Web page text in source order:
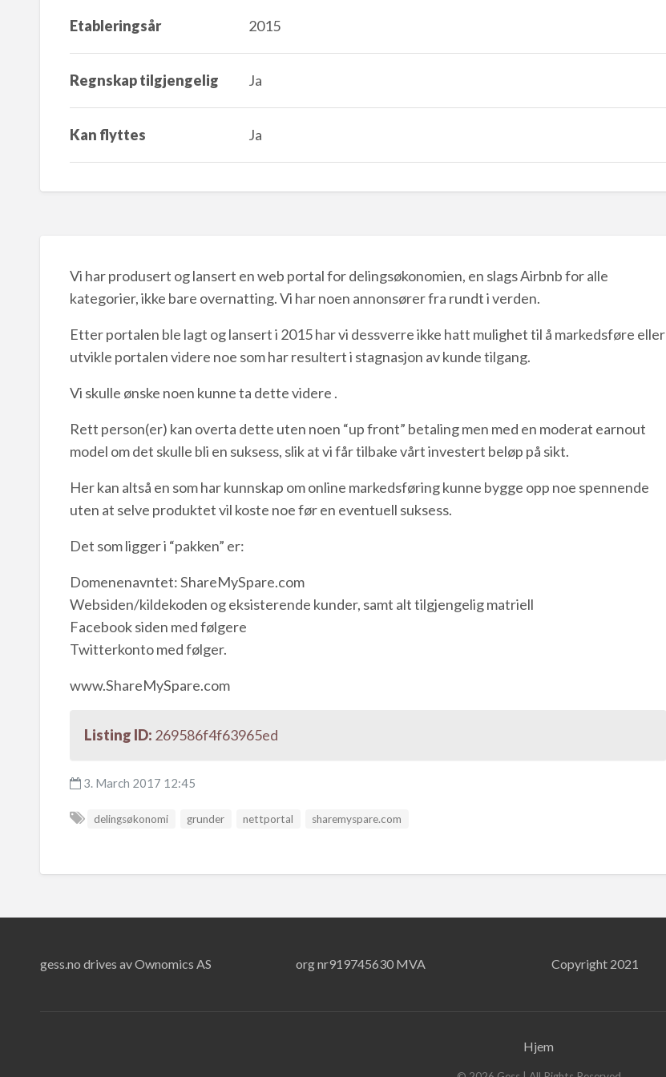
Etableringsår 2015
Regnskap tilgjengelig Ja
Kan flyttes Ja
Vi har produsert og lansert en web portal for delingsøkonomien, en slags Airbnb for alle
kategorier, ikke bare overnatting. Vi har noen annonsører fra rundt i verden.
Etter portalen ble lagt og lansert i 2015 har vi dessverre ikke hatt mulighet til å markedsføre eller
utvikle portalen videre noe som har resultert i stagnasjon av kunde tilgang.
Vi skulle ønske noen kunne ta dette videre .
Rett person(er) kan overta dette uten noen “up front” betaling men med en moderat earnout
model om det skulle bli en suksess, slik at vi får tilbake vårt investert beløp på sikt.
Her kan altså en som har kunnskap om online markedsføring kunne bygge opp noe spennende
uten at selve produktet vil koste noe før en eventuell suksess.
Det som ligger i “pakken” er:
Domenenavntet: ShareMySpare.com
Websiden/kildekoden og eksisterende kunder, samt alt tilgjengelig matriell
Facebook siden med følgere
Twitterkonto med følger.
www.ShareMySpare.com
Listing ID: 269586f4f63965ed
3. March 2017 12:45
delingsøkonomi grunder nettportal sharemyspare.com
gess.no drives av Ownomics AS org nr919745630 MVA Copyright 2021
Hjem